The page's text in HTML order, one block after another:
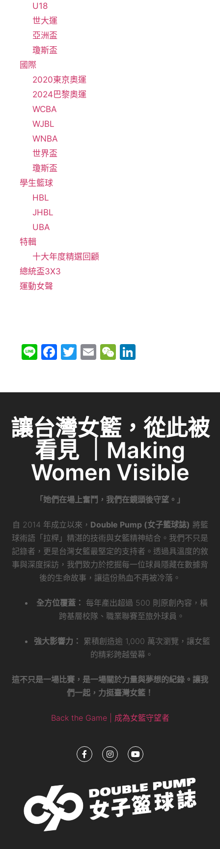
U18
世大運
亞洲盃
瓊斯盃
國際
2020東京奧運
2024巴黎奧運
WCBA
WJBL
WNBA
世界盃
瓊斯盃
學生籃球
HBL
JHBL
UBA
特輯
十大年度精選回顧
總統盃3X3
運動女聲
Li F
e
b
o
o
k
T
er
E
l
W
h
at
e
dI
n
讓台灣女籃，從此被
看見 ｜Making
Women Visible
「她們在場上奮鬥，我們在鏡頭後守望。」
自 2014 年成立以來， Double Pump (女子籃球誌) 將籃
球術語「拉桿」精湛的技術與女籃精神結合。我們不只是
記錄者，更是台灣女籃最堅定的支持者。透過具溫度的敘
事與深度採訪，我們致力於挖掘每一位球員隱藏在數據背
後的生命故事，讓這份熱血不再被冷落。
全方位覆蓋： 每年產出超過 500 則原創內容，橫
跨基層校隊、職業聯賽至旅外球員。
強大影響力：
累積創造逾 1,000 萬次瀏覽，讓女籃
的精彩跨越螢幕。
這不只是一場比賽，是一場關於力量與夢想的紀錄。讓我
們一起，力挺臺灣女籃！
Back the Game | 成為女籃守望者